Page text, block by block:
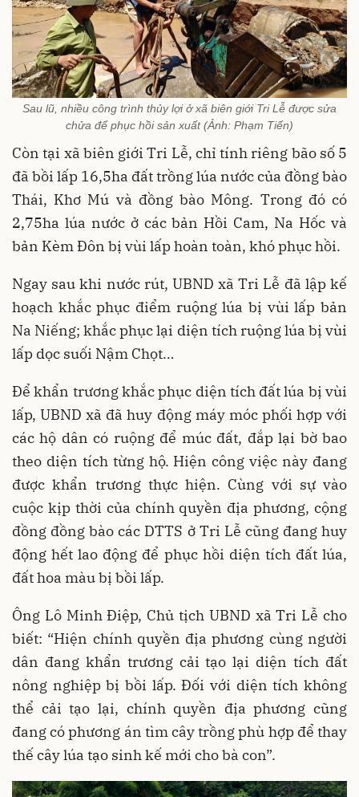
Sau lũ, nhiều công trình thủy lợi ở xã biên giới Tri Lễ được sửa
chửa để phục hồi sản xuất (Ảnh: Phạm Tiến)
Còn tại xã biên giới Tri Lễ, chỉ tính riêng bão số 5
đã bồi lấp 16,5ha đất trồng lúa nước của đồng bào
Thái, Khơ Mú và đồng bào Mông. Trong đó có
2,75ha lúa nước ở các bản Hồi Cam, Na Hốc và
bản Kèm Đôn bị vùi lấp hoàn toàn, khó phục hồi.
Ngay sau khi nước rút, UBND xã Tri Lễ đã lập kế
hoạch khắc phục điểm ruộng lúa bị vùi lấp bản
Na Niếng; khắc phục lại diện tích ruộng lúa bị vùi
lấp dọc suối Nậm Chọt…
Để khẩn trương khắc phục diện tích đất lúa bị vùi
lấp, UBND xã đã huy động máy móc phối hợp với
các hộ dân có ruộng để múc đất, đắp lại bờ bao
theo diện tích từng hộ. Hiện công việc này đang
được khẩn trương thực hiện. Cùng với sự vào
cuộc kịp thời của chính quyền địa phương, cộng
đồng đồng bào các DTTS ở Tri Lễ cũng đang huy
động hết lao động để phục hồi diện tích đất lúa,
đất hoa màu bị bồi lấp.
Ông Lô Minh Điệp, Chủ tịch UBND xã Tri Lễ cho
biết: “Hiện chính quyền địa phương cùng người
dân đang khẩn trương cải tạo lại diện tích đất
nông nghiệp bị bồi lấp. Đối với diện tích không
thể cải tạo lại, chính quyền địa phương cũng
đang có phương án tìm cây trồng phù hợp để thay
thế cây lúa tạo sinh kế mới cho bà con”.